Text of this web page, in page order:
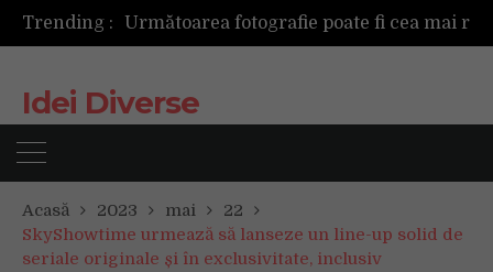
Trending :
Mașinile de spălat și uscătoarele bazate pe inteligență artificială îți cunosc hainele mai bine decât tine
Idei Diverse
Acasă 2023 mai
22
SkyShowtime urmează să lanseze un line-up solid de
seriale originale și în exclusivitate, inclusiv